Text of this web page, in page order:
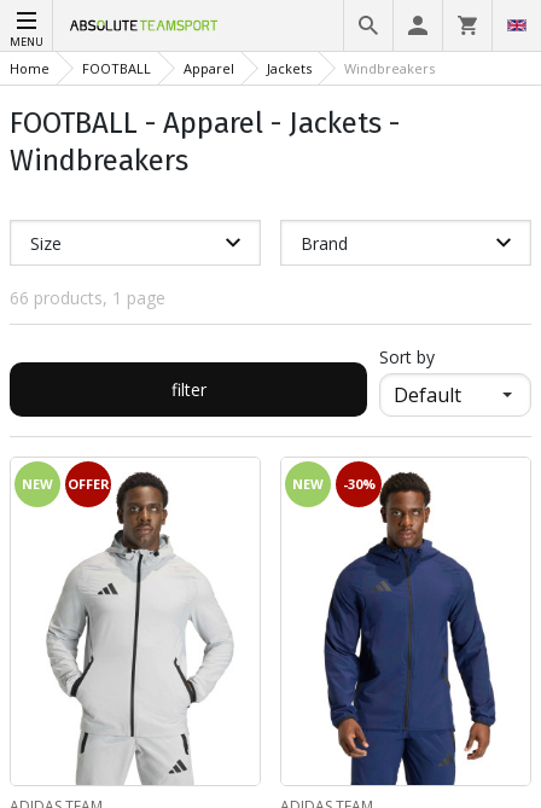
MENU
Home FOOTBALL Apparel Jackets Windbreakers
FOOTBALL - Apparel - Jackets -
Windbreakers
Size Brand
66 products, 1 page
filter
Sort by
NEW OFFER NEW -30%